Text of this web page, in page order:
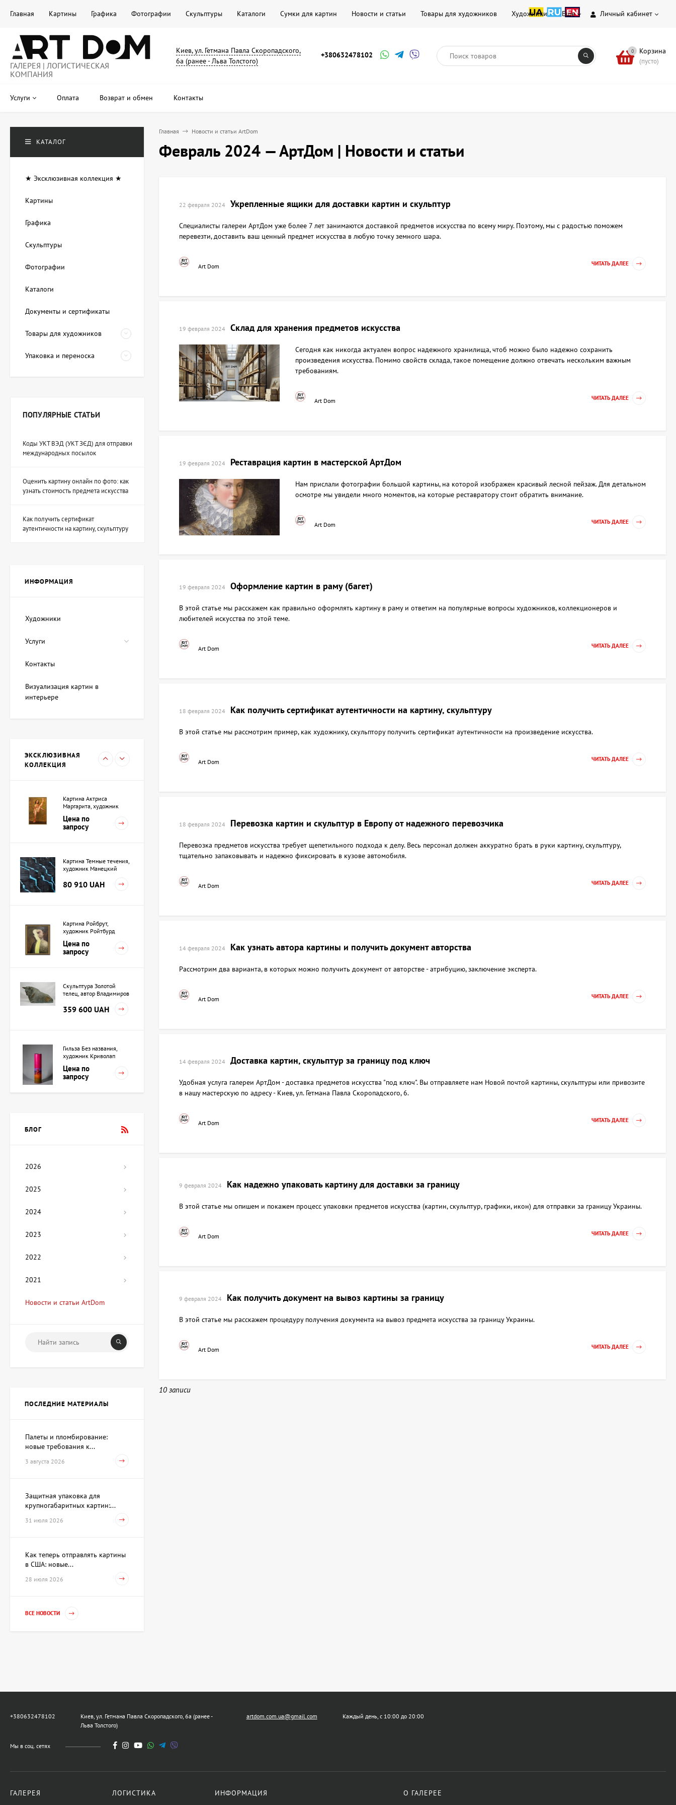
Личный кабинет
Главная Картины Графика Фотографии Скульптуры Каталоги Сумки для картин Новости и статьи Товары для художников Художники Еще
ГАЛЕРЕЯ | ЛОГИСТИЧЕСКАЯ
КОМПАНИЯ
Киев, ул. Гетмана Павла Скоропадского,
6а (ранее - Льва Толстого)
+380632478102 0 Корзина
(пусто)
Услуги Оплата Возврат и обмен Контакты
Главная Новости и статьи ArtDom
Февраль 2024 — АртДом | Новости и статьи
22 февраля 2024 Укрепленные ящики для доставки картин и скульптур
Специалисты галереи АртДом уже более 7 лет занимаются доставкой предметов искусства по всему миру. Поэтому, мы с радостью поможем
перевезти, доставить ваш ценный предмет искусства в любую точку земного шара.
Art Dom ЧИТАТЬ ДАЛЕЕ
19 февраля 2024 Склад для хранения предметов искусства
Сегодня как никогда актуален вопрос надежного хранилища, чтоб можно было надежно сохранить
произведения искусства. Помимо свойств склада, такое помещение должно отвечать нескольким важным
требованиям.
Art Dom ЧИТАТЬ ДАЛЕЕ
19 февраля 2024 Реставрация картин в мастерской АртДом
Нам прислали фотографии большой картины, на которой изображен красивый лесной пейзаж. Для детальном
осмотре мы увидели много моментов, на которые реставратору стоит обратить внимание.
Art Dom ЧИТАТЬ ДАЛЕЕ
19 февраля 2024 Оформление картин в раму (багет)
В этой статье мы расскажем как правильно оформлять картину в раму и ответим на популярные вопросы художников, коллекционеров и
любителей искусства по этой теме.
Art Dom ЧИТАТЬ ДАЛЕЕ
18 февраля 2024 Как получить сертификат аутентичности на картину, скульптуру
В этой статье мы рассмотрим пример, как художнику, скульптору получить сертификат аутентичности на произведение искусства.
Art Dom ЧИТАТЬ ДАЛЕЕ
18 февраля 2024 Перевозка картин и скульптур в Европу от надежного перевозчика
Перевозка предметов искусства требует щепетильного подхода к делу. Весь персонал должен аккуратно брать в руки картину, скульптуру,
тщательно запаковывать и надежно фиксировать в кузове автомобиля.
Art Dom ЧИТАТЬ ДАЛЕЕ
14 февраля 2024 Как узнать автора картины и получить документ авторства
Рассмотрим два варианта, в которых можно получить документ от авторстве - атрибуцию, заключение эксперта.
Art Dom ЧИТАТЬ ДАЛЕЕ
14 февраля 2024 Доставка картин, скульптур за границу под ключ
Удобная услуга галереи АртДом - доставка предметов искусства "под ключ". Вы отправляете нам Новой почтой картины, скульптуры или привозите
в нашу мастерскую по адресу - Киев, ул. Гетмана Павла Скоропадского, 6.
Art Dom ЧИТАТЬ ДАЛЕЕ
9 февраля 2024 Как надежно упаковать картину для доставки за границу
В этой статье мы опишем и покажем процесс упаковки предметов искусства (картин, скульптур, графики, икон) для отправки за границу Украины.
Art Dom ЧИТАТЬ ДАЛЕЕ
9 февраля 2024 Как получить документ на вывоз картины за границу
В этой статье мы расскажем процедуру получения документа на вывоз предмета искусства за границу Украины.
Art Dom ЧИТАТЬ ДАЛЕЕ
10 записи
КАТАЛОГ
★ Эксклюзивная коллекция ★
Картины
Графика
Скульптуры
Фотографии
Каталоги
Документы и сертификаты
Товары для художников
Упаковка и переноска
ПОПУЛЯРНЫЕ СТАТЬИ
Коды УКТ ВЭД (УКТ ЗЄД) для отправки
международных посылок
Оценить картину онлайн по фото: как
узнать стоимость предмета искусства
Как получить сертификат
аутентичности на картину, скульптуру
ИНФОРМАЦИЯ
Художники
Услуги
Контакты
Визуализация картин в
интерьере
ЭКСКЛЮЗИВНАЯ
КОЛЛЕКЦИЯ
Скульптура Охотник на
фей, автор Шевчук
80 910 UAH
Виктория
Дмитрий
38 208 UAH
Картина Актриса
Маргарита, художник
Цена по
запросу
Картина Темные течения,
художник Манецкий
80 910 UAH
Картина Ройбрут,
художник Ройтбурд
Цена по
запросу
Скульптура Золотой
телец, автор Владимиров
359 600 UAH
Гильза Без названия,
художник Криволап
Цена по
запросу
Скульптура Гетман, автор
Картина Мой дом,
художник Медяник Анна
Игорь
80 910 UAH
художник Палий Игорь
130 355 UAH
художник Бауэр
Владимир
Картина Танец, художник
БЛОГ
2026
2025
2024
2023
2022
2021
Новости и статьи ArtDom
ПОСЛЕДНИЕ МАТЕРИАЛЫ
Палеты и пломбирование:
новые требования к...
3 августа 2026
Защитная упаковка для
крупногабаритных картин:...
31 июля 2026
Как теперь отправлять картины
в США: новые...
28 июля 2026
ВСЕ НОВОСТИ
+380632478102
Киев, ул. Гетмана Павла Скоропадского, 6а (ранее -
Льва Толстого)
artdom.com.ua@gmail.com Каждый день, с 10:00 до 20:00
Мы в соц. сетях
ГАЛЕРЕЯ ЛОГИСТИКА ИНФОРМАЦИЯ О ГАЛЕРЕЕ